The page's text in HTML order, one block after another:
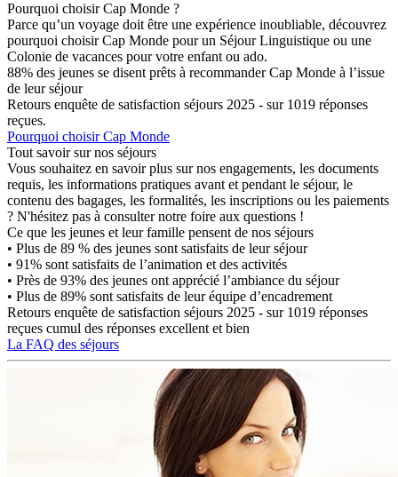
Pourquoi choisir Cap Monde ?
Parce qu’un voyage doit être une expérience inoubliable, découvrez
pourquoi choisir Cap Monde pour un Séjour Linguistique ou une
Colonie de vacances pour votre enfant ou ado.
88% des jeunes se disent prêts à recommander Cap Monde à l’issue
de leur séjour
Retours enquête de satisfaction séjours 2025 - sur 1019 réponses
reçues.
Pourquoi choisir Cap Monde
Tout savoir sur nos séjours
Vous souhaitez en savoir plus sur nos engagements, les documents
requis, les informations pratiques avant et pendant le séjour, le
contenu des bagages, les formalités, les inscriptions ou les paiements
? N'hésitez pas à consulter notre foire aux questions !
Ce que les jeunes et leur famille pensent de nos séjours
• Plus de 89 % des jeunes sont satisfaits de leur séjour
• 91% sont satisfaits de l’animation et des activités
• Près de 93% des jeunes ont apprécié l’ambiance du séjour
• Plus de 89% sont satisfaits de leur équipe d’encadrement
Retours enquête de satisfaction séjours 2025 - sur 1019 réponses
reçues cumul des réponses excellent et bien
La FAQ des séjours